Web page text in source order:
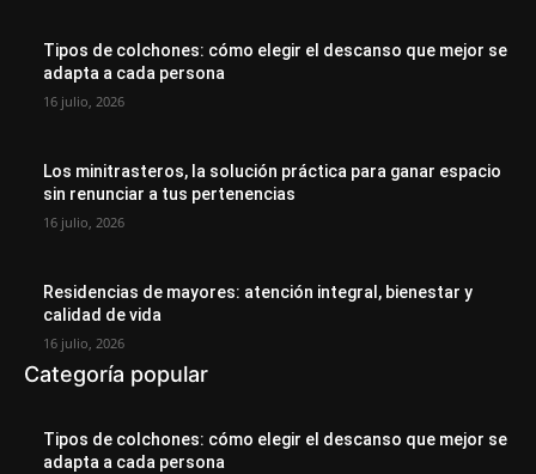
Tipos de colchones: cómo elegir el descanso que mejor se
adapta a cada persona
16 julio, 2026
Los minitrasteros, la solución práctica para ganar espacio
sin renunciar a tus pertenencias
16 julio, 2026
Residencias de mayores: atención integral, bienestar y
calidad de vida
16 julio, 2026
Categoría popular
Tipos de colchones: cómo elegir el descanso que mejor se
adapta a cada persona